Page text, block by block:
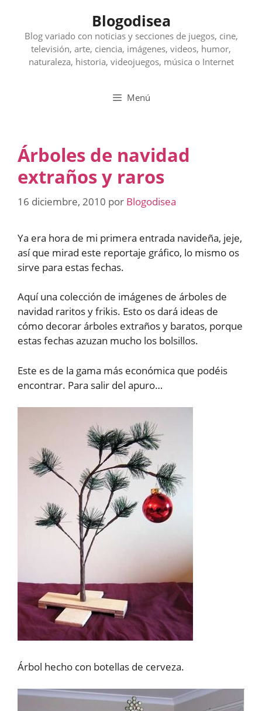
contenido
Blogodisea
Blog variado con noticias y secciones de juegos, cine,
televisión, arte, ciencia, imágenes, videos, humor,
naturaleza, historia, videojuegos, música o Internet
Menú
Árboles de navidad
extraños y raros
16 diciembre, 2010 por Blogodisea
Ya era hora de mi primera entrada navideña, jeje,
así que mirad este reportaje gráfico, lo mismo os
sirve para estas fechas.
Aquí una colección de imágenes de árboles de
navidad raritos y frikis. Esto os dará ideas de
cómo decorar árboles extraños y baratos, porque
estas fechas azuzan mucho los bolsillos.
Este es de la gama más económica que podéis
encontrar. Para salir del apuro…
Árbol hecho con botellas de cerveza.